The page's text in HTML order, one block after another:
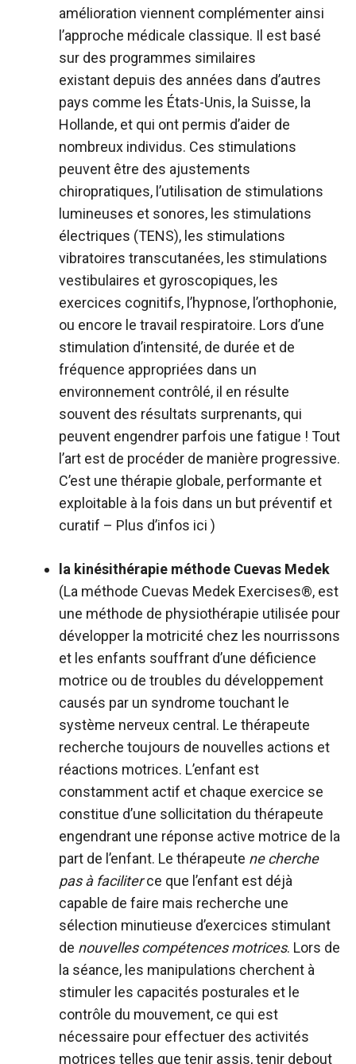
amélioration viennent complémenter ainsi
l’approche médicale classique. Il est basé
sur des programmes similaires
existant depuis des années dans d’autres
pays comme les États-Unis, la Suisse, la
Hollande, et qui ont permis d’aider de
nombreux individus. Ces stimulations
peuvent être des ajustements
chiropratiques, l’utilisation de stimulations
lumineuses et sonores, les stimulations
électriques (TENS), les stimulations
vibratoires transcutanées, les stimulations
vestibulaires et gyroscopiques, les
exercices cognitifs, l’hypnose, l’orthophonie,
ou encore le travail respiratoire. Lors d’une
stimulation d’intensité, de durée et de
fréquence appropriées dans un
environnement contrôlé, il en résulte
souvent des résultats surprenants, qui
peuvent engendrer parfois une fatigue ! Tout
l’art est de procéder de manière progressive.
C’est une thérapie globale, performante et
exploitable à la fois dans un but préventif et
curatif – Plus d’infos ici )
la kinésithérapie méthode Cuevas Medek
(La méthode Cuevas Medek Exercises®, est
une méthode de physiothérapie utilisée pour
développer la motricité chez les nourrissons
et les enfants souffrant d’une déficience
motrice ou de troubles du développement
causés par un syndrome touchant le
système nerveux central. Le thérapeute
recherche toujours de nouvelles actions et
réactions motrices. L’enfant est
constamment actif et chaque exercice se
constitue d’une sollicitation du thérapeute
engendrant une réponse active motrice de la
part de l’enfant. Le thérapeute ne cherche
pas à faciliterce que l’enfant est déjà
capable de faire mais recherche une
sélection minutieuse d’exercices stimulant
de nouvelles compétences motrices. Lors de
la séance, les manipulations cherchent à
stimuler les capacités posturales et le
contrôle du mouvement, ce qui est
nécessaire pour effectuer des activités
motrices telles que tenir assis, tenir debout